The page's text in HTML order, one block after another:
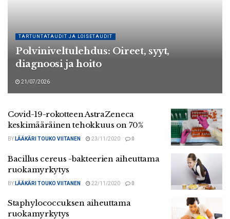
TARTUNTATAUDIT JA LOISETAUDIT
Polviniveltulehdus: Oireet, syyt,
diagnoosi ja hoito
21/07/2026
Covid-19-rokotteen AstraZeneca
keskimääräinen tehokkuus on 70%
BY LÄÄKÄRI TOUKO VIITANEN 23/11/2020 0
Bacillus cereus -bakteerien aiheuttama
ruokamyrkytys
BY LÄÄKÄRI TOUKO VIITANEN 22/11/2020 0
Staphylococcuksen aiheuttama
ruokamyrkytys